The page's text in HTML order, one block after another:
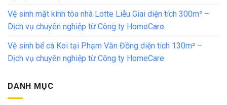
Vệ sinh mặt kính tòa nhà Lotte Liễu Giai diện tích 300m² –
Dịch vụ chuyên nghiệp từ Công ty HomeCare
Vệ sinh bể cá Koi tại Phạm Văn Đồng diện tích 130m² –
Dịch vụ chuyên nghiệp từ Công ty HomeCare
DANH MỤC